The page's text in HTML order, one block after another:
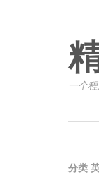
一个
分类